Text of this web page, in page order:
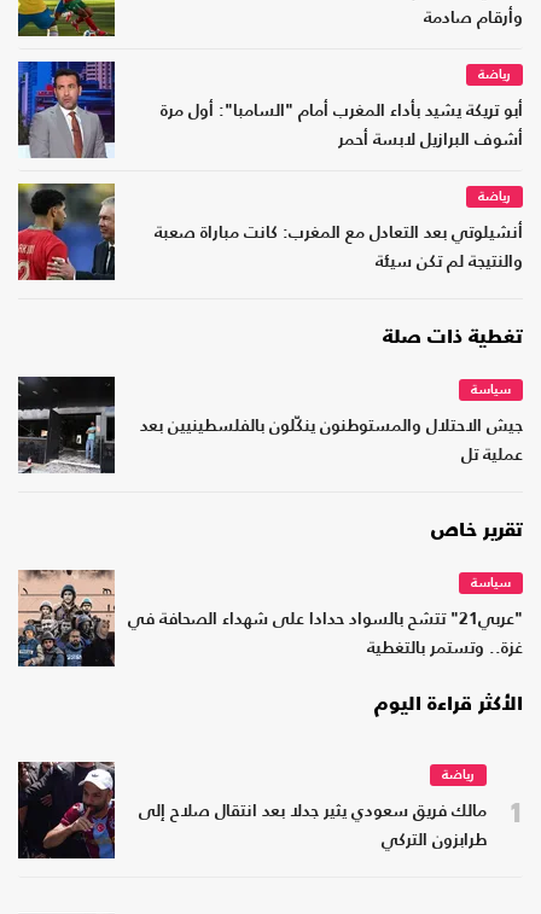
وأرقام صادمة
رياضة
أبو تريكة يشيد بأداء المغرب أمام "السامبا": أول مرة
أشوف البرازيل لابسة أحمر
رياضة
أنشيلوتي بعد التعادل مع المغرب: كانت مباراة صعبة
والنتيجة لم تكن سيئة
تغطية ذات صلة
سياسة
جيش الاحتلال والمستوطنون ينكّلون بالفلسطينيين بعد
عملية تل
تقرير خاص
سياسة
"عربي21" تتشح بالسواد حدادا على شهداء الصحافة في
غزة.. وتستمر بالتغطية
الأكثر قراءة اليوم
1
رياضة
مالك فريق سعودي يثير جدلا بعد انتقال صلاح إلى
طرابزون التركي